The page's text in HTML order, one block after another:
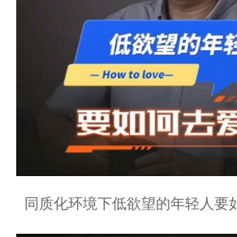
同质化环境下低欲望的年轻人要